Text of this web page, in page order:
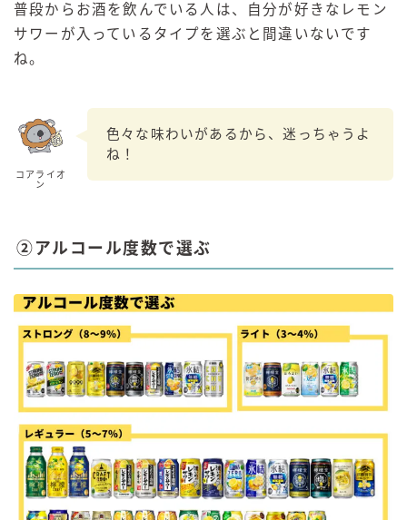
普段からお酒を飲んでいる人は、自分が好きなレモン
サワーが入っているタイプを選ぶと間違いないです
ね。
コアライオ
ン
色々な味わいがあるから、迷っちゃうよ
ね！
②アルコール度数で選ぶ